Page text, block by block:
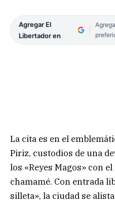
Agregar El
Libertador en
La cita es en el
Piriz, custodios de una
los «Reyes Magos» con
chamamé. Con entrada
silleta», la ciudad se